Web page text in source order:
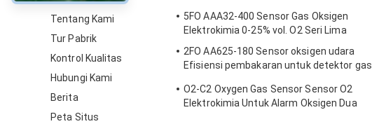
Tentang Kami
Tur Pabrik
Kontrol Kualitas
Hubungi Kami
Berita
Peta Situs
5FO AAA32-400 Sensor Gas Oksigen
Elektrokimia 0-25% vol. O2 Seri Lima
2FO AA625-180 Sensor oksigen udara
Efisiensi pembakaran untuk detektor gas
O2-C2 Oxygen Gas Sensor Sensor O2
Elektrokimia Untuk Alarm Oksigen Dua